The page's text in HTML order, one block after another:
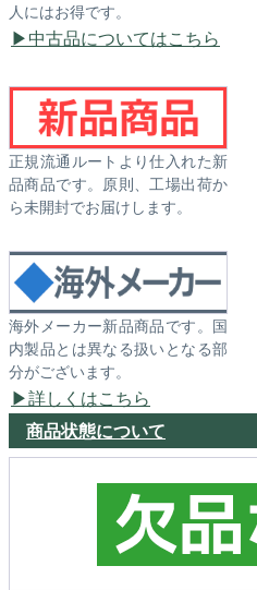
人にはお得です。
中古品についてはこちら
正規流通ルートより仕入れた新
品商品です。原則、工場出荷か
ら未開封でお届けします。
海外メーカー新品商品です。国
内製品とは異なる扱いとなる部
分がございます。
詳しくはこちら
商品状態について